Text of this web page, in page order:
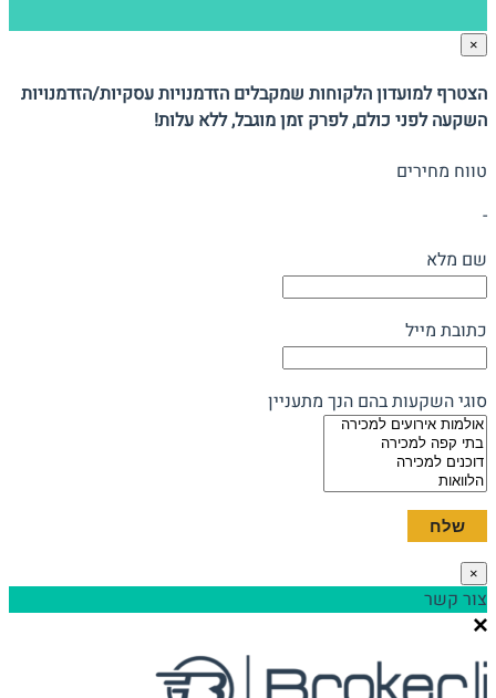
×
הצטרף למועדון הלקוחות שמקבלים הזדמנויות עסקיות/הזדמנויות
השקעה לפני כולם, לפרק זמן מוגבל, ללא עלות!
טווח מחירים
-
שם מלא
כתובת מייל
סוגי השקעות בהם הנך מתעניין
×
צור קשר